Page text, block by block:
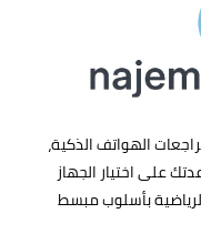
الهواتف الذكية،
على اختيار الجهاز
بأسلوب مبسط